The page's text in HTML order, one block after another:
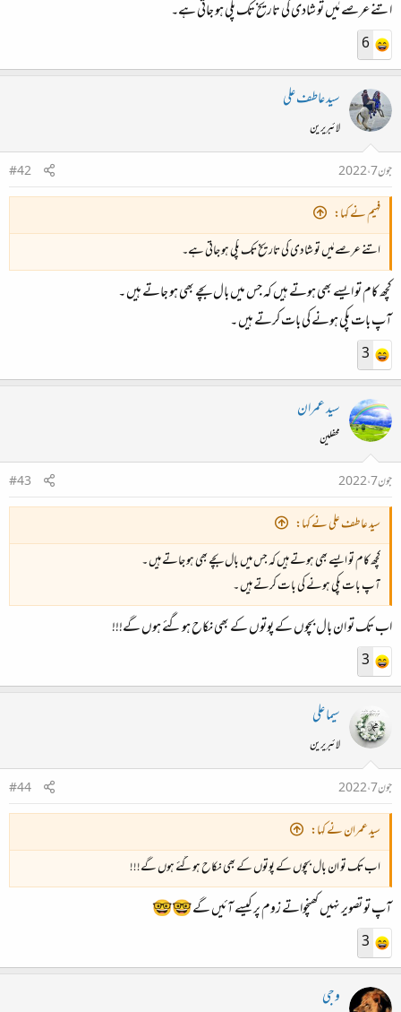
اتنے عرصے مٰیں تو شادی کی تاریخ تک پکی ہو جاتی ہے۔
6
سید عاطف علی
لائبریرین
جون 7، 2022
#42
فہیم نے کہا:
اتنے عرصے مٰیں تو شادی کی تاریخ تک پکی ہو جاتی ہے۔
کچھ کام تو ایسے بھی ہوتے ہیں کہ جس میں بال بچے بھی ہو جاتے ہیں ۔
آپ بات پکی ہونے کی بات کرتے ہیں ۔
3
سید عمران
محفلین
جون 7، 2022
#43
سید عاطف علی نے کہا:
کچھ کام تو ایسے بھی ہوتے ہیں کہ جس میں بال بچے بھی ہو جاتے ہیں ۔
آپ بات پکی ہونے کی بات کرتے ہیں ۔
اب تک تو ان بال بچوں کے پوتوں کے بھی نکاح ہوگئے ہوں گے!!!
3
سیما علی
لائبریرین
جون 7، 2022
#44
سید عمران نے کہا:
اب تک تو ان بال بچوں کے پوتوں کے بھی نکاح ہوگئے ہوں گے!!!
آپ تو تصویر نہیں کھنچواتے زوم پر کیسے آئیں گے 🤓🤓
3
وجی